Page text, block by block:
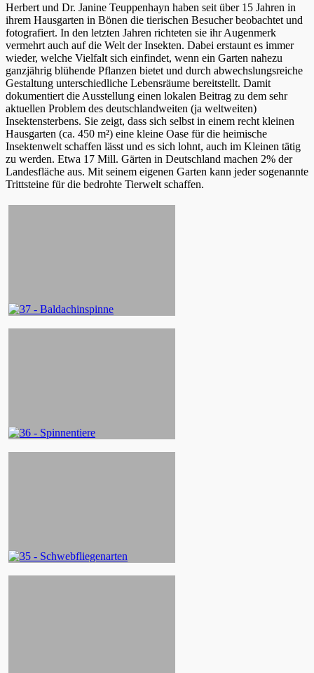
Herbert und Dr. Janine Teuppenhayn haben seit über 15 Jahren in
ihrem Hausgarten in Bönen die tierischen Besucher beobachtet und
fotografiert. In den letzten Jahren richteten sie ihr Augenmerk
vermehrt auch auf die Welt der Insekten. Dabei erstaunt es immer
wieder, welche Vielfalt sich einfindet, wenn ein Garten nahezu
ganzjährig blühende Pflanzen bietet und durch abwechslungsreiche
Gestaltung unterschiedliche Lebensräume bereitstellt. Damit
dokumentiert die Ausstellung einen lokalen Beitrag zu dem sehr
aktuellen Problem des deutschlandweiten (ja weltweiten)
Insektensterbens. Sie zeigt, dass sich selbst in einem recht kleinen
Hausgarten (ca. 450 m²) eine kleine Oase für die heimische
Insektenwelt schaffen lässt und es sich lohnt, auch im Kleinen tätig
zu werden. Etwa 17 Mill. Gärten in Deutschland machen 2% der
Landesfläche aus. Mit seinem eigenen Garten kann jeder sogenannte
Trittsteine für die bedrohte Tierwelt schaffen.